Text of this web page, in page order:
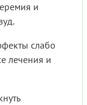
и
слабо
лечения и